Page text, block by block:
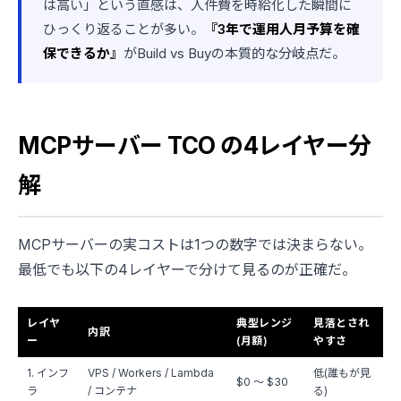
は高い」という直感は、人件費を時給化した瞬間に
ひっくり返ることが多い。
『3年で運用人月予算を確
保できるか』 がBuild vs Buyの本質的な分岐点だ。
MCPサーバー TCO の4レイヤー分
解
MCPサーバーの実コストは1つの数字では決まらない。
最低でも以下の4レイヤーで分けて見るのが正確だ。
レイヤ
ー
内訳
典型レンジ
(月額)
見落とされ
やすさ
1. インフ
ラ
VPS / Workers / Lambda
/ コンテナ
$0 〜 $30
低(誰もが見
る)